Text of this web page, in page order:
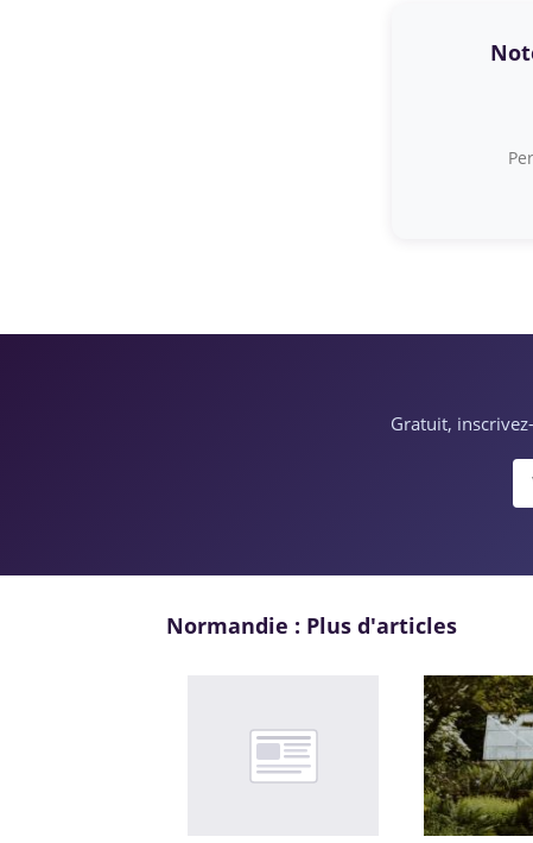
Gratuit,
Normandie : Plus d'articles